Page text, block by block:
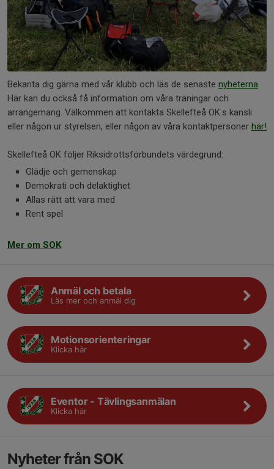
Bekanta dig gärna med vår klubb och läs de senaste nyheterna.
Här kan du också få information om våra träningar och
arrangemang. Välkommen att kontakta Skellefteå OK:s kansli
eller någon ur styrelsen, eller någon av våra kontaktpersoner här!
Skellefteå OK följer Riksidrottsförbundets värdegrund:
Glädje och gemenskap
Demokrati och delaktighet
Allas rätt att vara med
Rent spel
Mer om SOK
Anmäl och betala
Läs mer och anmäl dig
Motionsorienteringar
Klicka här
Eventor - Tävlingsanmälan
Klicka här
Nyheter från SOK